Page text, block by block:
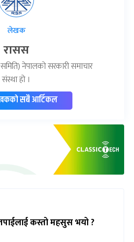
लेखक
रासस
समिति) नेपालको सरकारी समाचार
संस्था हो ।
सबै आर्टिकल
कस्तो महसुस भयो ?